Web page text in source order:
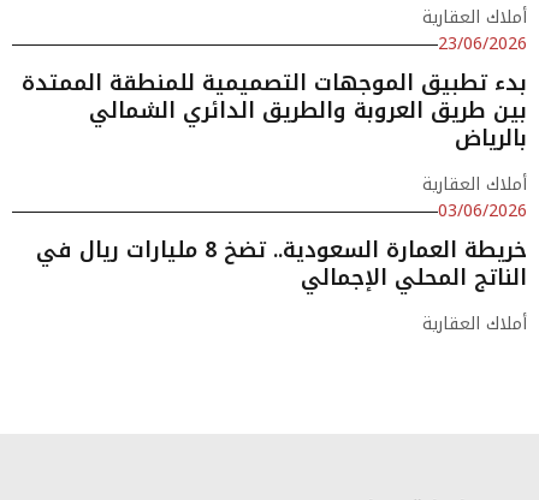
أملاك العقارية
23/06/2026
بدء تطبيق الموجهات التصميمية للمنطقة الممتدة
بين طريق العروبة والطريق الدائري الشمالي
بالرياض
أملاك العقارية
03/06/2026
خريطة العمارة السعودية.. تضخ 8 مليارات ريال في
الناتج المحلي الإجمالي
أملاك العقارية